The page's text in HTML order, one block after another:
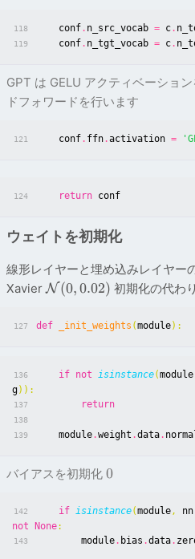
118 conf. n_src_vocab = c.
119 conf. n_tgt_vocab = c.
GPT は GELU アクティベーショ
ドフォワードを行います
121 conf. ffn.activation =
124 return conf
ウェイトを初期化
線形レイヤーと埋め込みレイヤー
XavierN(0,0.02) 初期化の代わ
127 def _init_weights (module):
136 if not isinstance(module
g)):
137 return
138
139
module.weight .data.
バイアスを初期化 0
142 if isinstance(module, nn
not
None:
143 module. bias .data.